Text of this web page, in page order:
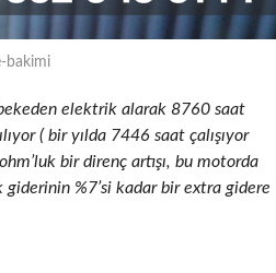
bakimi
elektrik alarak 8760 saat
( bir yılda 7446 saat çalışıyor
bir direnç artışı, bu motorda
giderinin %7’si kadar bir extra gidere